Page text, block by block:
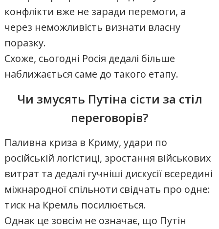
конфлікти вже не заради перемоги, а
через неможливість визнати власну
поразку.
Схоже, сьогодні Росія дедалі більше
наближається саме до такого етапу.
Чи змусять Путіна сісти за стіл
переговорів?
Паливна криза в Криму, удари по
російській логістиці, зростання військових
витрат та дедалі гучніші дискусії всередині
міжнародної спільноти свідчать про одне:
тиск на Кремль посилюється.
Однак це зовсім не означає, що Путін